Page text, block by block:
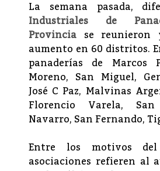
La semana pasada,
Industriales de
Provincia se
aumento en 60 distritos.
panaderías de Marcos
Moreno, San Miguel,
José C Paz, Malvinas
Florencio Varela, San
Navarro, San Fernando,
Entre los motivos
asociaciones refieren al